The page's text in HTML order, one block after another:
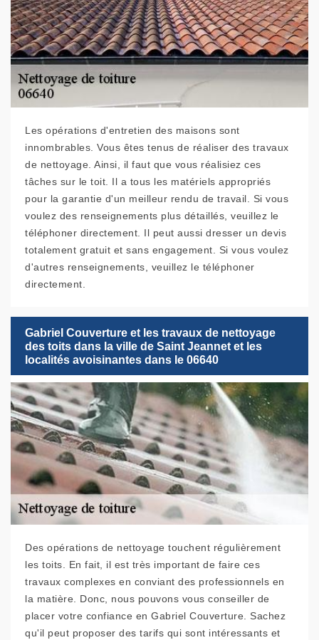
Les opérations d'entretien des maisons sont
innombrables. Vous êtes tenus de réaliser des travaux
de nettoyage. Ainsi, il faut que vous réalisiez ces
tâches sur le toit. Il a tous les matériels appropriés
pour la garantie d'un meilleur rendu de travail. Si vous
voulez des renseignements plus détaillés, veuillez le
téléphoner directement. Il peut aussi dresser un devis
totalement gratuit et sans engagement. Si vous voulez
d'autres renseignements, veuillez le téléphoner
directement.
Gabriel Couverture et les travaux de nettoyage
des toits dans la ville de Saint Jeannet et les
localités avoisinantes dans le 06640
Des opérations de nettoyage touchent régulièrement
les toits. En fait, il est très important de faire ces
travaux complexes en conviant des professionnels en
la matière. Donc, nous pouvons vous conseiller de
placer votre confiance en Gabriel Couverture. Sachez
qu'il peut proposer des tarifs qui sont intéressants et